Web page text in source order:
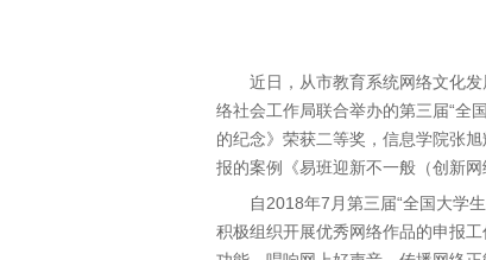
近日，从市教育系统网络文化
络社会工作局联合举办的第三届“全
的纪念》荣获二等奖，信息学院张
报的案例《易班迎新不一般（创新网
自2018年7月第三届“全国大学
积极组织开展优秀网络作品的申报